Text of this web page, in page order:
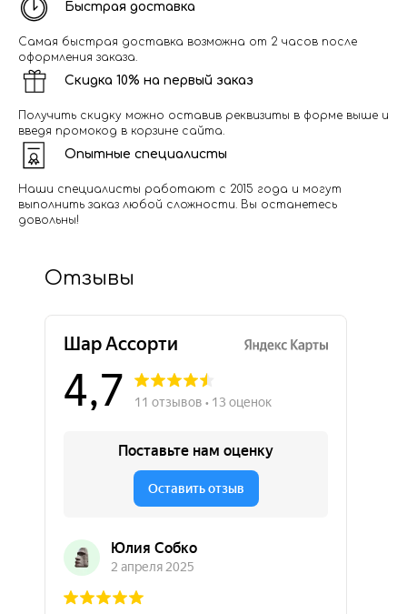
Быстрая доставка
Самая быстрая доставка возможна от 2 часов после
оформления заказа.
Скидка 10% на первый заказ
Получить скидку можно оставив реквизиты в форме выше и
введя промокод в корзине сайта.
Опытные специалисты
Наши специалисты работают с 2015 года и могут
выполнить заказ любой сложности. Вы останетесь
довольны!
Отзывы